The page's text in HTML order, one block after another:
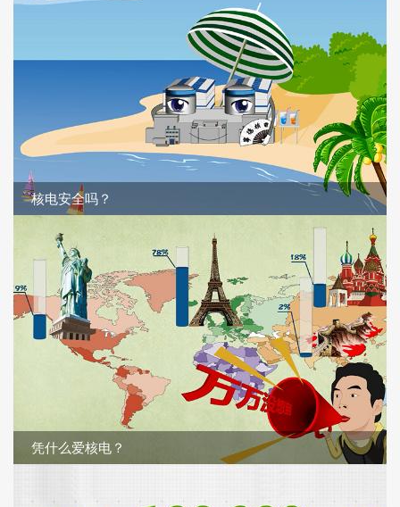
核电安全吗？
凭什么爱核电？